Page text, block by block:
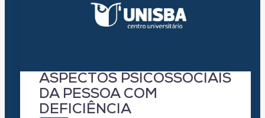
ASPECTOS PSICOSSOCIAIS
DA PESSOA COM
DEFICIÊNCIA